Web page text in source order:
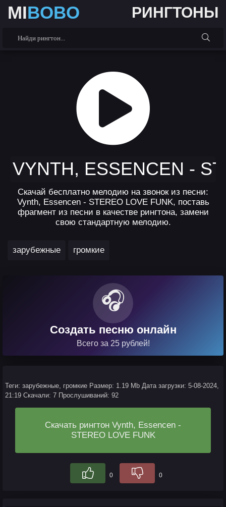
MIBOBO РИНГТОНЫ
VYNTH, ESSENCEN -
Скачай бесплатно мелодию на звонок из песни:
Vynth, Essencen - STEREO LOVE FUNK, поставь
фрагмент из песни в качестве рингтона, замени
свою стандартную мелодию.
зарубежные
громкие
🎧
Создать песню онлайн
Всего за 25 рублей!
Теги: зарубежные, громкие Размер: 1.19 Mb Дата загрузки: 5-08-2024,
21:19 Скачали: 7 Прослушиваний: 92
Скачать рингтон Vynth, Essencen -
STEREO LOVE FUNK
0 0